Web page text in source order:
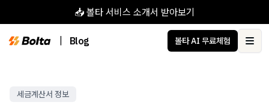
📥 볼타 서비스 소개서 받아보기
Blog 볼타 AI 무료체험
세금계산서 정보